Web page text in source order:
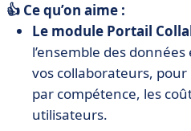
👍 Ce qu’on aime :
Le module Portail
l’ensemble des
vos collaborateurs,
par compétence, les
utilisateurs.